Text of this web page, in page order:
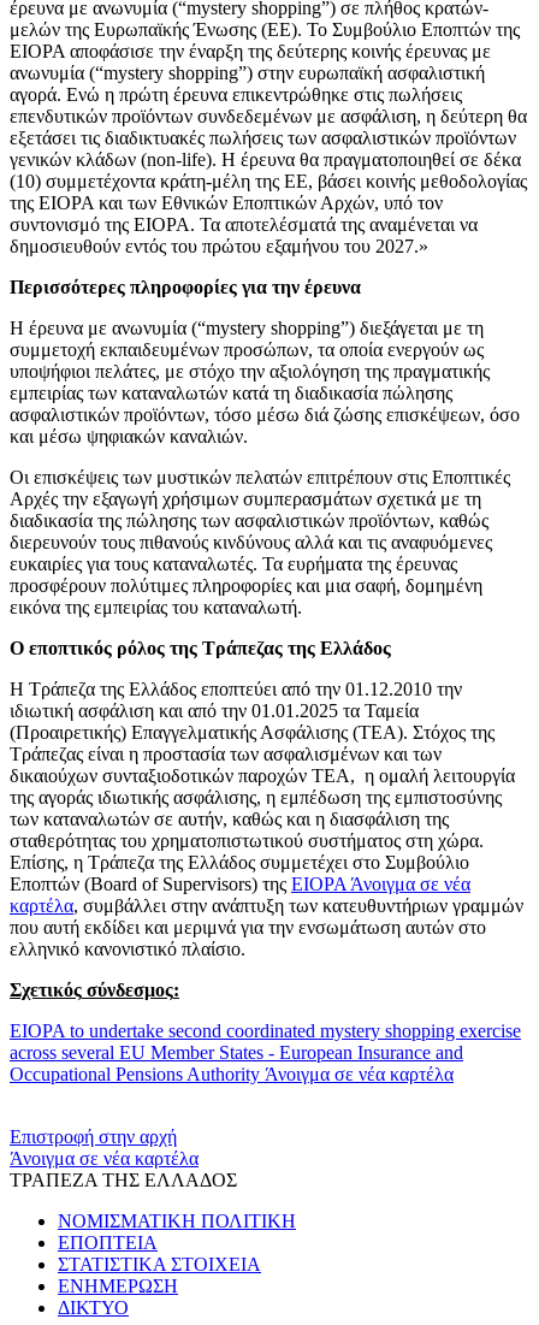
έρευνα με ανωνυμία (“mystery shopping”) σε πλήθος κρατών-
μελών της Ευρωπαϊκής Ένωσης (ΕΕ). Το Συμβούλιο Εποπτών της
EIOPA αποφάσισε την έναρξη της δεύτερης κοινής έρευνας με
ανωνυμία (“mystery shopping”) στην ευρωπαϊκή ασφαλιστική
αγορά. Ενώ η πρώτη έρευνα επικεντρώθηκε στις πωλήσεις
επενδυτικών προϊόντων συνδεδεμένων με ασφάλιση, η δεύτερη θα
εξετάσει τις διαδικτυακές πωλήσεις των ασφαλιστικών προϊόντων
γενικών κλάδων (non-life). Η έρευνα θα πραγματοποιηθεί σε δέκα
(10) συμμετέχοντα κράτη-μέλη της ΕE, βάσει κοινής μεθοδολογίας
της EIOPA και των Εθνικών Εποπτικών Αρχών, υπό τον
συντονισμό της EIOPA. Τα αποτελέσματά της αναμένεται να
δημοσιευθούν εντός του πρώτου εξαμήνου του 2027.»
Περισσότερες πληροφορίες για την έρευνα
Η έρευνα με ανωνυμία (“mystery shopping”) διεξάγεται με τη
συμμετοχή εκπαιδευμένων προσώπων, τα οποία ενεργούν ως
υποψήφιοι πελάτες, με στόχο την αξιολόγηση της πραγματικής
εμπειρίας των καταναλωτών κατά τη διαδικασία πώλησης
ασφαλιστικών προϊόντων, τόσο μέσω διά ζώσης επισκέψεων, όσο
και μέσω ψηφιακών καναλιών.
Οι επισκέψεις των μυστικών πελατών επιτρέπουν στις Εποπτικές
Αρχές την εξαγωγή χρήσιμων συμπερασμάτων σχετικά με τη
διαδικασία της πώλησης των ασφαλιστικών προϊόντων, καθώς
διερευνούν τους πιθανούς κινδύνους αλλά και τις αναφυόμενες
ευκαιρίες για τους καταναλωτές. Τα ευρήματα της έρευνας
προσφέρουν πολύτιμες πληροφορίες και μια σαφή, δομημένη
εικόνα της εμπειρίας του καταναλωτή.
Ο εποπτικός ρόλος της Τράπεζας της Ελλάδος
Η Τράπεζα της Ελλάδος εποπτεύει από την 01.12.2010 την
ιδιωτική ασφάλιση και από την 01.01.2025 τα Ταμεία
(Προαιρετικής) Επαγγελματικής Ασφάλισης (ΤΕΑ). Στόχος της
Τράπεζας είναι η προστασία των ασφαλισμένων και των
δικαιούχων συνταξιοδοτικών παροχών ΤΕΑ, η ομαλή λειτουργία
της αγοράς ιδιωτικής ασφάλισης, η εμπέδωση της εμπιστοσύνης
των καταναλωτών σε αυτήν, καθώς και η διασφάλιση της
σταθερότητας του χρηματοπιστωτικού συστήματος στη χώρα.
Επίσης, η Τράπεζα της Ελλάδος συμμετέχει στο Συμβούλιο
Εποπτών (Board of Supervisors) της ΕΙΟΡΑ Άνοιγμα σε νέα
καρτέλα, συμβάλλει στην ανάπτυξη των κατευθυντήριων γραμμών
που αυτή εκδίδει και μεριμνά για την ενσωμάτωση αυτών στο
ελληνικό κανονιστικό πλαίσιο.
Σχετικός σύνδεσμος:
EIOPA to undertake second coordinated mystery shopping exercise
across several EU Member States - European Insurance and
Occupational Pensions Authority Άνοιγμα σε νέα καρτέλα
Επιστροφή στην αρχή
Άνοιγμα σε νέα καρτέλα
ΤΡΑΠΕΖΑ ΤΗΣ ΕΛΛΑΔΟΣ
ΝΟΜΙΣΜΑΤΙΚΗ ΠΟΛΙΤΙΚΗ
ΕΠΟΠΤΕΙΑ
ΣΤΑΤΙΣΤΙΚΑ ΣΤΟΙΧΕΙΑ
ΕΝΗΜΕΡΩΣΗ
ΔΙΚΤΥΟ